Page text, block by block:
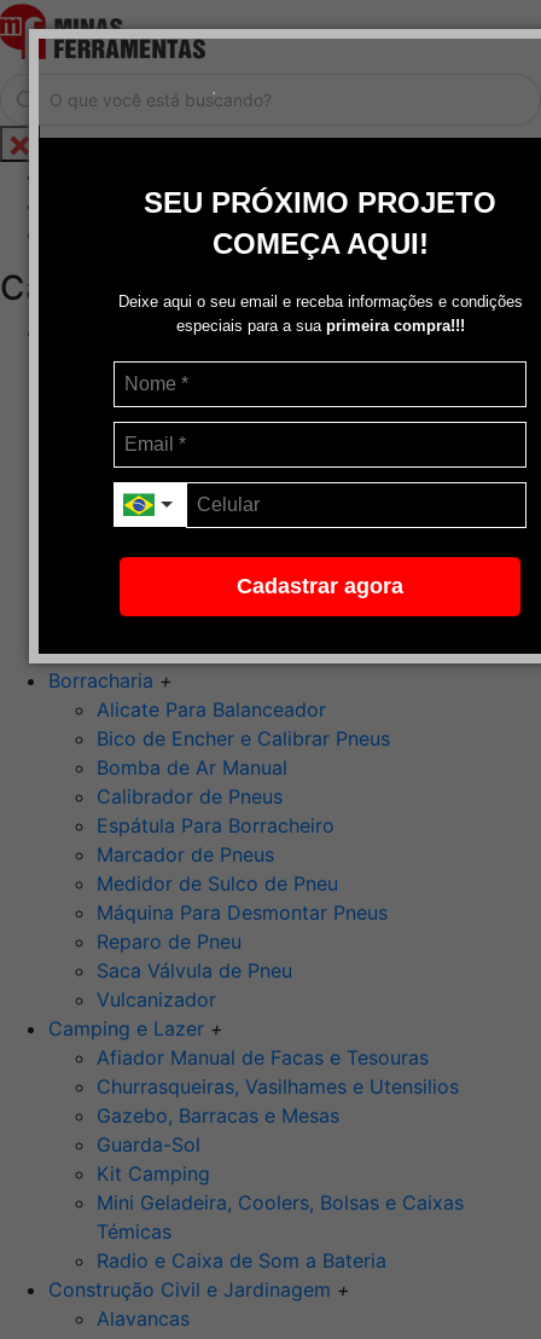
.
SEU PRÓXIMO PROJETO
COMEÇA AQUI!
Deixe aqui o seu email e receba informações e condições
especiais para a sua primeira compra!!!
Cadastrar agora
Cadastrar / Logar
Central de Atendimento
Categorias
Disco de Corte
Disco de Corte e Desbaste-Dupla Aplicação
Disco de Desbaste
Escovas de Aço
Escovas de Latão
Lixas
Pasta Para Assentar Válvula
Pedra de Afiar
Ponta Montada (Oxido de Alumínio)
Rebolos
Borracharia +
Alicate Para Balanceador
Bico de Encher e Calibrar Pneus
Bomba de Ar Manual
Calibrador de Pneus
Espátula Para Borracheiro
Marcador de Pneus
Medidor de Sulco de Pneu
Máquina Para Desmontar Pneus
Reparo de Pneu
Saca Válvula de Pneu
Vulcanizador
Camping e Lazer +
Afiador Manual de Facas e Tesouras
Churrasqueiras, Vasilhames e Utensilios
Gazebo, Barracas e Mesas
Guarda-Sol
Kit Camping
Mini Geladeira, Coolers, Bolsas e Caixas
Témicas
Radio e Caixa de Som a Bateria
Construção Civil e Jardinagem +
Alavancas